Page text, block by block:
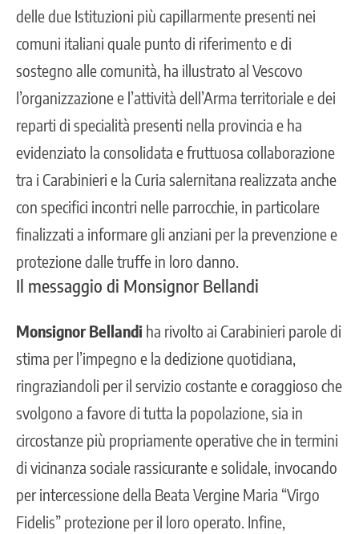
delle due Istituzioni più capillarmente presenti nei
comuni italiani quale punto di riferimento e di
sostegno alle comunità, ha illustrato al Vescovo
l’organizzazione e l’attività dell’Arma territoriale e dei
reparti di specialità presenti nella provincia e ha
evidenziato la consolidata e fruttuosa collaborazione
tra i Carabinieri e la Curia salernitana realizzata anche
con specifici incontri nelle parrocchie, in particolare
finalizzati a informare gli anziani per la prevenzione e
protezione dalle truffe in loro danno.
Il messaggio di Monsignor Bellandi
Monsignor Bellandi ha rivolto ai Carabinieri parole di
stima per l’impegno e la dedizione quotidiana,
ringraziandoli per il servizio costante e coraggioso che
svolgono a favore di tutta la popolazione, sia in
circostanze più propriamente operative che in termini
di vicinanza sociale rassicurante e solidale, invocando
per intercessione della Beata Vergine Maria “Virgo
Fidelis” protezione per il loro operato. Infine,